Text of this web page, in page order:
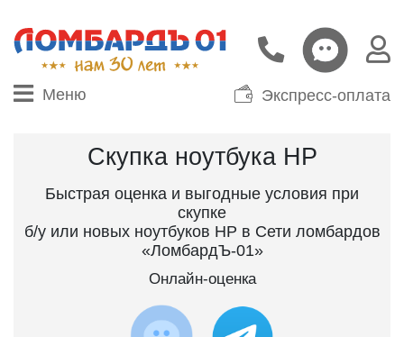
Меню Экспресс-оплата
Скупка ноутбука HP
Быстрая оценка и выгодные условия при
скупке
б/у или новых ноутбуков HP в Сети ломбардов
«ЛомбардЪ-01»
Онлайн-оценка